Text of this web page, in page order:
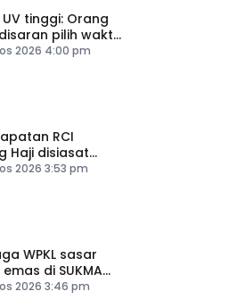
tinggi: Orang
pilih waktu
aktiviti luar
2026 4:00 pm
RCI
Haji disiasat
– PM
2026 3:53 pm
WPKL sasar
di SUKMA
2026 3:46 pm